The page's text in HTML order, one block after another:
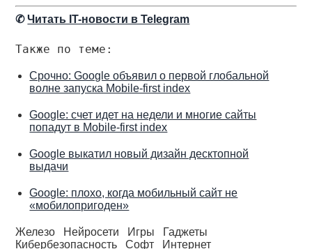
✆Читать IT-новости в Telegram
Также по теме:
Срочно: Google объявил о первой глобальной
волне запуска Mobile-first index
Google: счет идет на недели и многие сайты
попадут в Mobile-first index
Google выкатил новый дизайн десктопной
выдачи
Google: плохо, когда мобильный сайт не
«мобилопригоден»
Железо Нейросети Игры
Гаджеты
Кибербезопасность
Софт Интернет